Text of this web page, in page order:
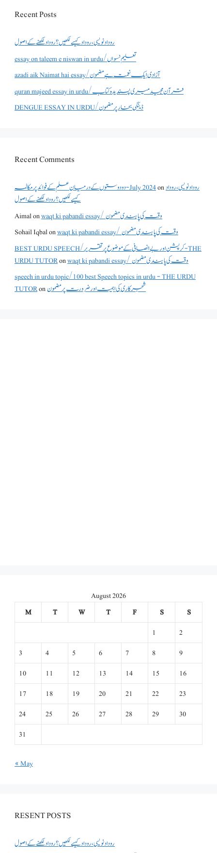
Recent Posts
روداد نویسی ،روداد کیسے لکھیں؟ روداد لکھنے کے اصول
essay on taleem e niswan in urdu/تعلیم نسواں
azadi aik Naimat hai essay/آزادی ایک نعمت ہے مضمون
quran majeed essay in urdu/قرآن مجید میری پسندیدہ کتاب
DENGUE ESSAY IN URDU/ڈینگی بخار پر مضمون
Recent Comments
دو دوستوں کے درمیان علم کے فوائد پر مکالمہ - July 2024onروداد نویسی ،روداد
کیسے لکھیں؟ روداد لکھنے کے اصول
Aimalon
waqt ki pabandi essay/ وقت کی پابندی مضمون
Sohail Iqbalon
waqt ki pabandi essay/ وقت کی پابندی مضمون
BEST URDU SPEECH/کرپشن اور بے انصافی کے موضوع پر تقریر - THE
URDU TUTORon
waqt ki pabandi essay/ وقت کی پابندی مضمون
speech in urdu topic/100 best Speech topics in urdu - THE URDU
TUTORonشجرکاری کی اہمیت اور ضرورت پر مضمون
August 2026
M
T W T F S
S
1
2
3
4 5 6 7 8
9
10
11 12 13 14 15
16
17
18 19 20 21 22
23
24
25 26 27 28 29
30
31
« May
RESENT POSTS
روداد نویسی ،روداد کیسے لکھیں؟ روداد لکھنے کے اصول